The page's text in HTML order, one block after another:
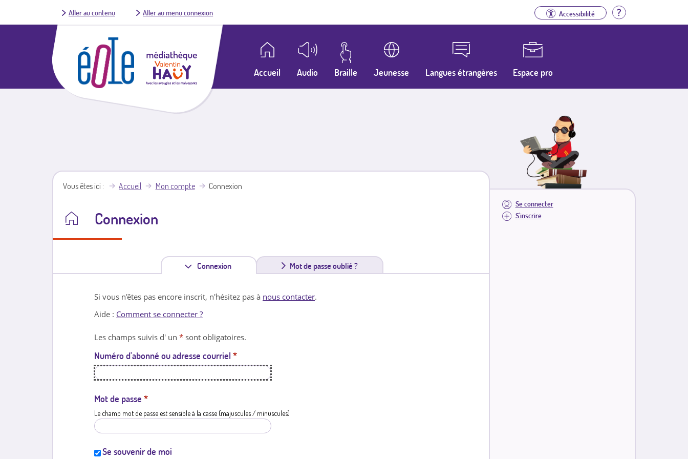
Aller au contenu Aller au menu connexion Accessibilité Aide
Accueil Audio Braille Jeunesse Langues étrangères Espace pro
Se connecter
S'inscrire
Vous êtes ici Accueil Mon compte Connexion
Connexion
Connexion
n
l
e
Mot de passe oublié ?
Si vous n'êtes pas encore inscrit, n'hésitez pas à nous contacter.
Aide : Comment se connecter ?
Les champs suivis d' un * sont obligatoires.
Numéro d'abonné ou adresse courriel *
Mot de passe *
Le champ mot de passe est sensible à la casse (majuscules / minuscules)
Se souvenir de moi